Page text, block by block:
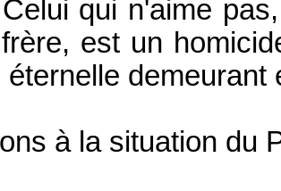
qui n'aime
est un
demeurant
à la situation du